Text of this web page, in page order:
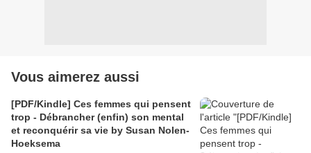
Vous aimerez aussi
[PDF/Kindle] Ces femmes qui pensent
trop - Débrancher (enfin) son mental
et reconquérir sa vie by Susan Nolen-
Hoeksema